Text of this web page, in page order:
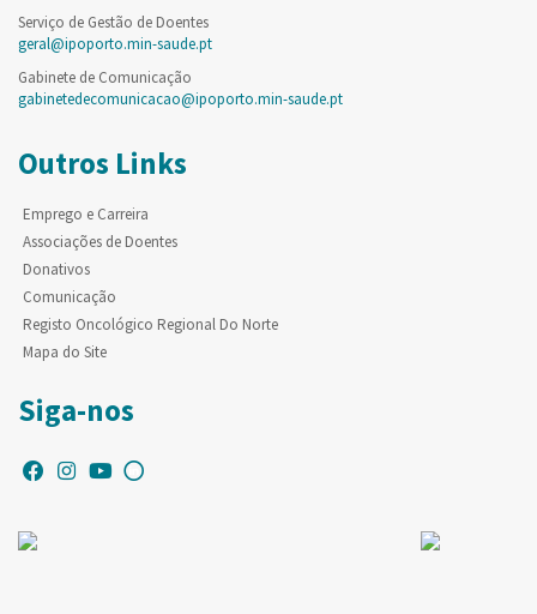
Serviço de Gestão de Doentes
geral@ipoporto.min-saude.pt
Gabinete de Comunicação
gabinetedecomunicacao@ipoporto.min-saude.pt
Outros Links
Emprego e Carreira
Associações de Doentes
Donativos
Comunicação
Registo Oncológico Regional Do Norte
Mapa do Site
Siga-nos